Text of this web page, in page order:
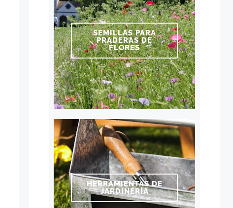
SEMILLAS PARA
PRADERAS DE
FLORES
HERRAMIENTAS DE
JARDINERÍA